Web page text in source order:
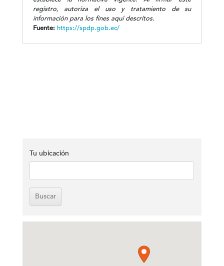
registro, autoriza el uso y tratamiento de su
información para los fines aquí descritos.
Fuente:https://spdp.gob.ec/
Tu ubicación